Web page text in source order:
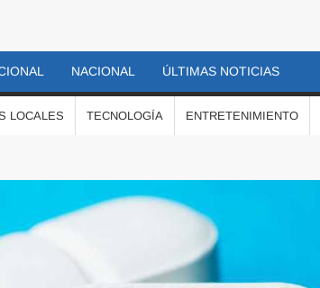
NACIONAL ÚLTIMAS NOTICIAS
LOCALES TECNOLOGÍA ENTRETENIMIENTO